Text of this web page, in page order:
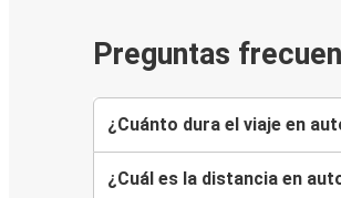
Preguntas
¿Cuánto dura el viaje en
¿Cuál es la distancia en